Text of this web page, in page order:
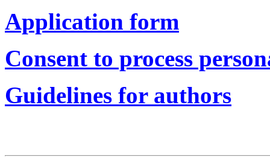
Application form
Consent to process
Guidelines for authors